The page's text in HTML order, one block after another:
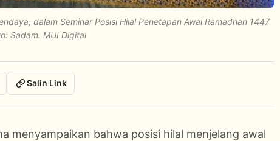
dalam Seminar Posisi Hilal Penetapan Awal Ramadhan 1447
Sadam. MUI Digital
Salin Link
menyampaikan bahwa posisi hilal menjelang awal